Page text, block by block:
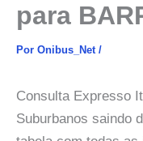
para
Por Onibus_Net /
Consulta Expresso
Suburbanos saindo